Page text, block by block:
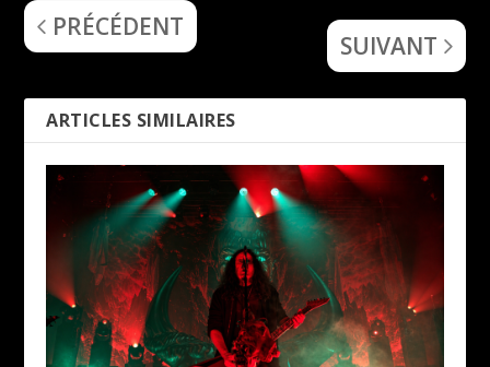
PRÉCÉDENT
SUIVANT
ARTICLES SIMILAIRES